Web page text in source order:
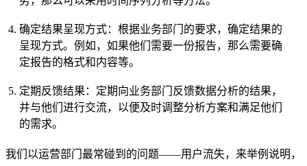
确定结果呈现方式：根据业务部门的要求，确定结果的
呈现方式。例如，如果他们需要一份报告，那么需要确
定报告的格式和内容等。
定期反馈结果：定期向业务部门反馈数据分析的结果，
并与他们进行交流，以便及时调整分析方案和满足他们
的需求。
我们以运营部门最常碰到的问题——用户流失，来举例说明，